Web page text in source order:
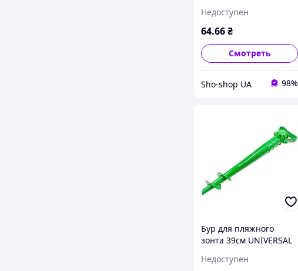
Недоступен
64.66₴
Смотреть
Sho-shop UA 98%
Бур для пляжного
зонта 39см UNIVERSAL
Недоступен